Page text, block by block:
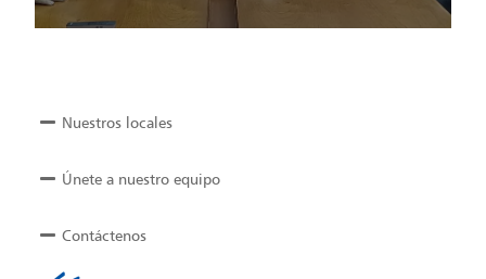
Nuestros locales
Únete a nuestro equipo
Contáctenos